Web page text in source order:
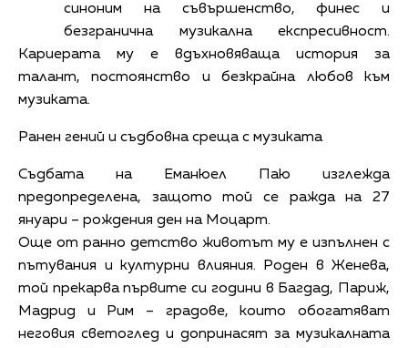
синоним на съвършенство, финес и
безгранична музикална експресивност.
Кариерата му е вдъхновяваща история за
талант, постоянство и безкрайна любов към
музиката.
Ранен гений и съдбовна среща с музиката
Съдбата на Еманюел Паю изглежда
предопределена, защото той се ражда на 27
януари – рождения ден на Моцарт.
Още от ранно детство животът му е изпълнен с
пътувания и културни влияния. Роден в Женева,
той прекарва първите си години в Багдад, Париж,
Мадрид и Рим – градове, които обогатяват
неговия светоглед и допринасят за музикалната